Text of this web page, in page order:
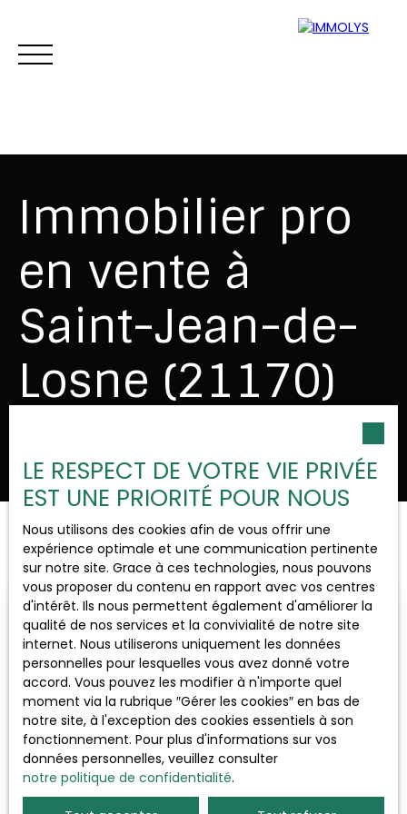
Vente Location Gestion
Estimation
Immobilier pro
en vente à
Saint-Jean-de-
Losne (21170)
Vente
Type d'offre
Immobilier Pro
Type de bien
Saint-Jean-de-Losne (21170)
Localisation
Budget max (€)
Surface min (m²)
Pertinence
Trier par
Créer une alerte
650 000€
Spécial investisseur
LE RESPECT DE VOTRE VIE PRIVÉE
EST UNE PRIORITÉ POUR NOUS
Nous utilisons des cookies afin de vous offrir une
expérience optimale et une communication pertinente
sur notre site. Grace à ces technologies, nous pouvons
vous proposer du contenu en rapport avec vos centres
d'intérêt. Ils nous permettent également d'améliorer la
qualité de nos services et la convivialité de notre site
internet. Nous utiliserons uniquement les données
personnelles pour lesquelles vous avez donné votre
accord. Vous pouvez les modifier à n'importe quel
moment via la rubrique ″Gérer les cookies″ en bas de
notre site, à l'exception des cookies essentiels à son
fonctionnement. Pour plus d'informations sur vos
données personnelles, veuillez consulter
notre politique de confidentialité.